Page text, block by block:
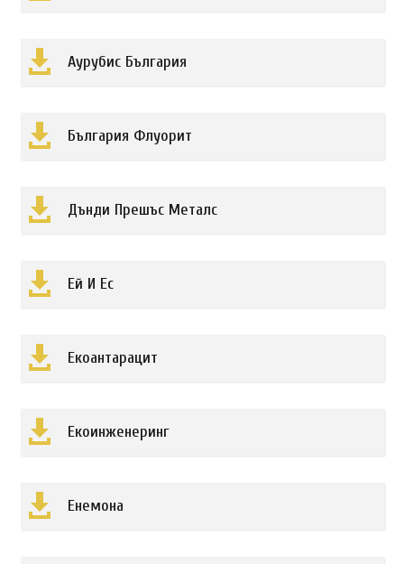
 Аурубис България
 България Флуорит
 Дънди Прешъс Металс
 Ей И Ес
 Екоантарацит
 Екоинженеринг
 Енемона